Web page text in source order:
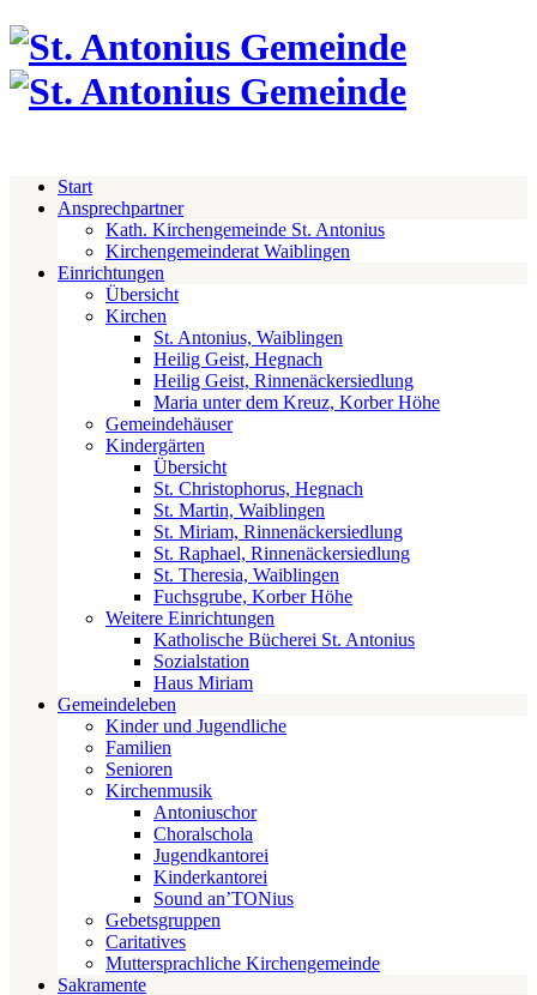
Start
Ansprechpartner
Kath. Kirchengemeinde St. Antonius
Kirchengemeinderat Waiblingen
Einrichtungen
Übersicht
Kirchen
St. Antonius, Waiblingen
Heilig Geist, Hegnach
Heilig Geist, Rinnenäckersiedlung
Maria unter dem Kreuz, Korber Höhe
Gemeindehäuser
Kindergärten
Übersicht
St. Christophorus, Hegnach
St. Martin, Waiblingen
St. Miriam, Rinnenäckersiedlung
St. Raphael, Rinnenäckersiedlung
St. Theresia, Waiblingen
Fuchsgrube, Korber Höhe
Weitere Einrichtungen
Katholische Bücherei St. Antonius
Sozialstation
Haus Miriam
Gemeindeleben
Kinder und Jugendliche
Familien
Senioren
Kirchenmusik
Antoniuschor
Choralschola
Jugendkantorei
Kinderkantorei
Sound an’TONius
Gebetsgruppen
Caritatives
Muttersprachliche Kirchengemeinde
Sakramente